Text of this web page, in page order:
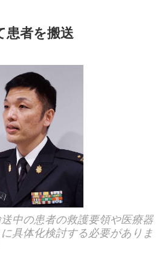
患者を搬送
送中の患者の救護要領や医療器
具体化検討する必要がありま